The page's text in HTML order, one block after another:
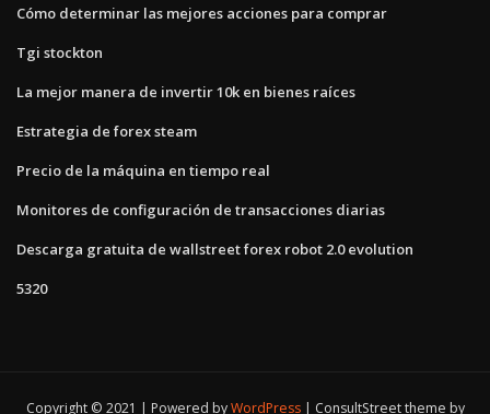
Cómo determinar las mejores acciones para comprar
Tgi stockton
La mejor manera de invertir 10k en bienes raíces
Estrategia de forex steam
Precio de la máquina en tiempo real
Monitores de configuración de transacciones diarias
Descarga gratuita de wallstreet forex robot 2.0 evolution
5320
Copyright © 2021 | Powered byWordPress ConsultStreet theme by